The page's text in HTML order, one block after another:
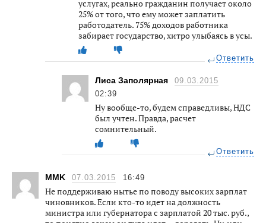
услугах, реально гражданин получает около
25% от того, что ему может заплатить
работодатель. 75% доходов работника
забирает государство, хитро улыбаясь в усы.
Ответить
Лиса Заполярная
09.03.2015
02:39
Ну вообще-то, будем справедливы, НДС
был учтен. Правда, расчет
сомнительный.
Ответить
MMK 07.03.2015 16:49
Не поддерживаю нытье по поводу высоких зарплат
чиновников. Если кто-то идет на должность
министра или губернатора с зарплатой 20 тыс. руб.,